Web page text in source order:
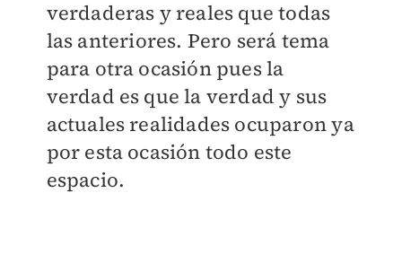
verdaderas y reales que todas
las anteriores. Pero será tema
para otra ocasión pues la
verdad es que la verdad y sus
actuales realidades ocuparon ya
por esta ocasión todo este
espacio.